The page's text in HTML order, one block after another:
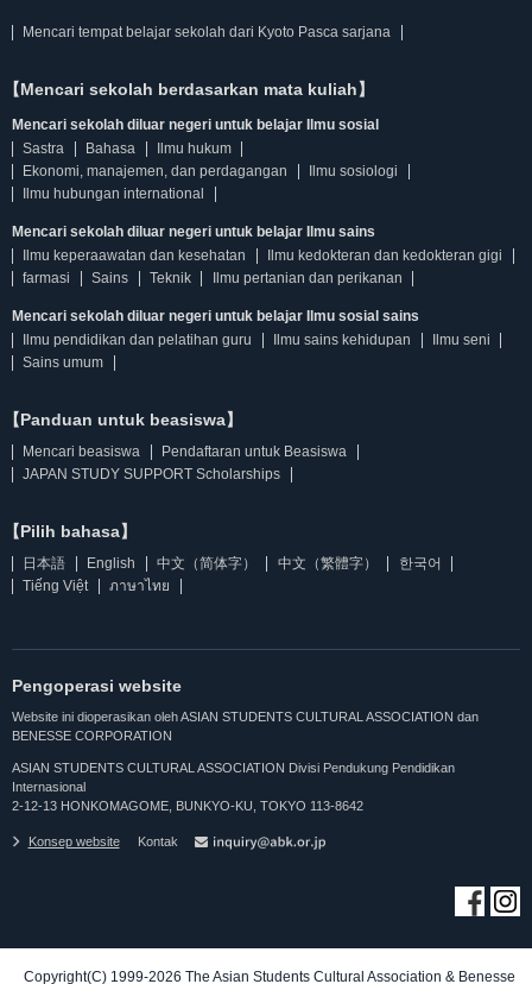
Mencari tempat belajar sekolah dari Kyoto Pasca sarjana
【Mencari sekolah berdasarkan mata kuliah】
Mencari sekolah diluar negeri untuk belajar Ilmu sosial
Sastra
Bahasa
Ilmu hukum
Ekonomi, manajemen, dan perdagangan
Ilmu sosiologi
Ilmu hubungan international
Mencari sekolah diluar negeri untuk belajar Ilmu sains
Ilmu keperaawatan dan kesehatan
Ilmu kedokteran dan kedokteran gigi
farmasi
Sains Teknik Ilmu pertanian dan perikanan
Mencari sekolah diluar negeri untuk belajar Ilmu sosial sains
Ilmu pendidikan dan pelatihan guru
Ilmu sains kehidupan
Ilmu seni
Sains umum
【Panduan untuk beasiswa】
Mencari beasiswa
Pendaftaran untuk Beasiswa
JAPAN STUDY SUPPORT Scholarships
【Pilih bahasa】
日本語 English 中文（简体字） 中文（繁體字）
한국어
Tiếng Việt
ภาษาไทย
Pengoperasi website
Website ini dioperasikan oleh ASIAN STUDENTS CULTURAL ASSOCIATION dan
BENESSE CORPORATION
ASIAN STUDENTS CULTURAL ASSOCIATION Divisi Pendukung Pendidikan
Internasional
2-12-13 HONKOMAGOME, BUNKYO-KU, TOKYO 113-8642
Konsep website Kontak
Copyright(C) 1999-2026 The Asian Students Cultural Association & Benesse